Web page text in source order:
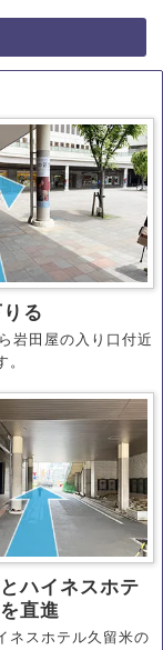
る
岩田屋の入り口付近
。
ハイネスホテ
直進
ネスホテル久留米の